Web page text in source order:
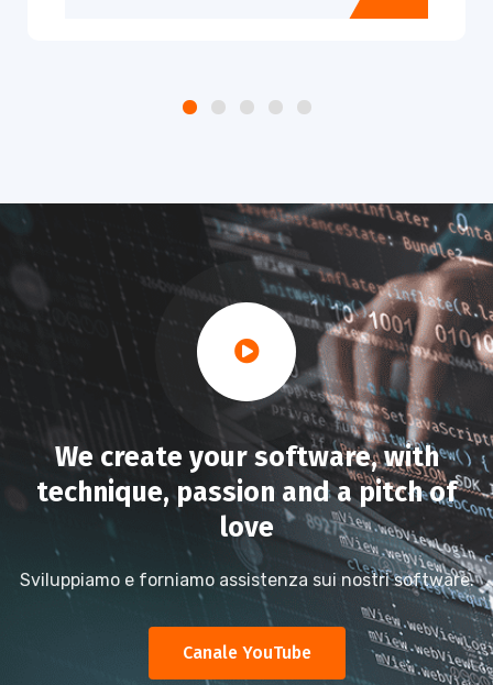
We create your software, with
technique, passion and a pitch of
love
Sviluppiamo e forniamo assistenza sui nostri software.
Canale YouTube